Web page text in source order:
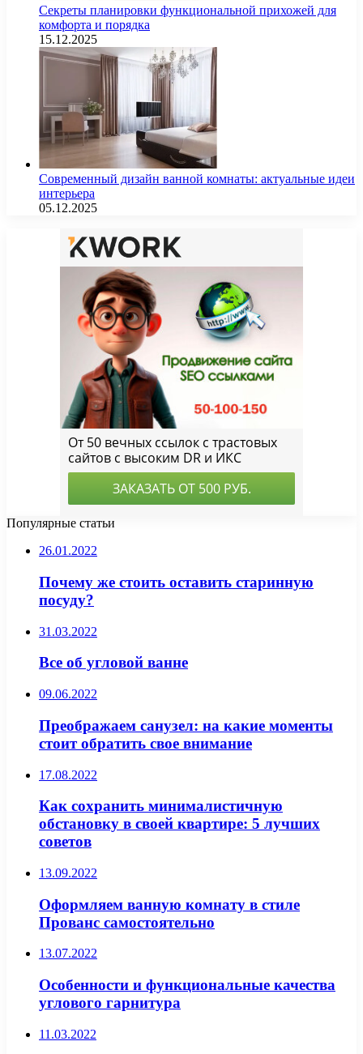
Секреты планировки функциональной прихожей для
комфорта и порядка
15.12.2025
Современный дизайн ванной комнаты: актуальные идеи
интерьера
05.12.2025
Популярные статьи
26.01.2022
Почему же стоить оставить старинную
посуду?
31.03.2022
Все об угловой ванне
09.06.2022
Преображаем санузел: на какие моменты
стоит обратить свое внимание
17.08.2022
Как сохранить минималистичную
обстановку в своей квартире: 5 лучших
советов
13.09.2022
Оформляем ванную комнату в стиле
Прованс самостоятельно
13.07.2022
Особенности и функциональные качества
углового гарнитура
11.03.2022